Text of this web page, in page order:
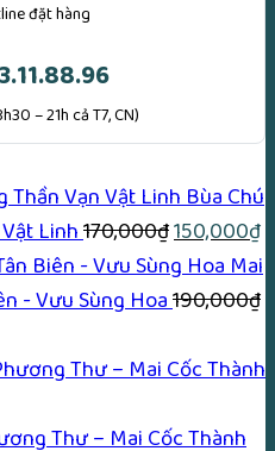
đặt hàng
– 21h cả T7, CN)
Bùa Chú
Linh170,000₫Giá
gốc
là:
150,000₫
Mai
- Vưu Sùng Hoa190,000₫
Thư – Mai Cốc Thành